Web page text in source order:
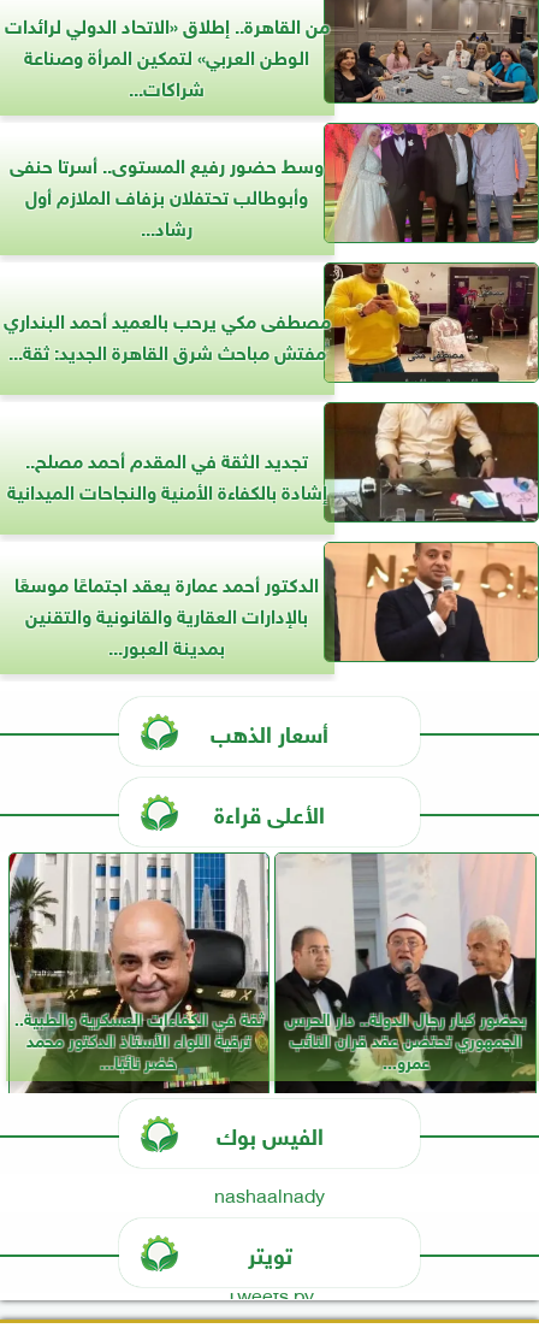
من القاهرة.. إطلاق «الاتحاد الدولي لرائدات
الوطن العربي» لتمكين المرأة وصناعة
شراكات...
وسط حضور رفيع المستوى.. أسرتا حنفى
وأبوطالب تحتفلان بزفاف الملازم أول
رشاد...
مصطفى مكي يرحب بالعميد أحمد البنداري
مفتش مباحث شرق القاهرة الجديد: ثقة...
تجديد الثقة في المقدم أحمد مصلح..
إشادة بالكفاءة الأمنية والنجاحات الميدانية
الدكتور أحمد عمارة يعقد اجتماعًا موسعًا
بالإدارات العقارية والقانونية والتقنين
بمدينة العبور...
أسعار الذهب
الأعلى قراءة
بحضور كبار رجال الدولة.. دار الحرس
الجمهوري تحتضن عقد قران النائب
عمرو...
ثقة في الكفاءات العسكرية والطبية..
ترقية اللواء الأستاذ الدكتور محمد
خضر نائبًا...
الفيس بوك
nashaalnady
تويتر
Tweets by